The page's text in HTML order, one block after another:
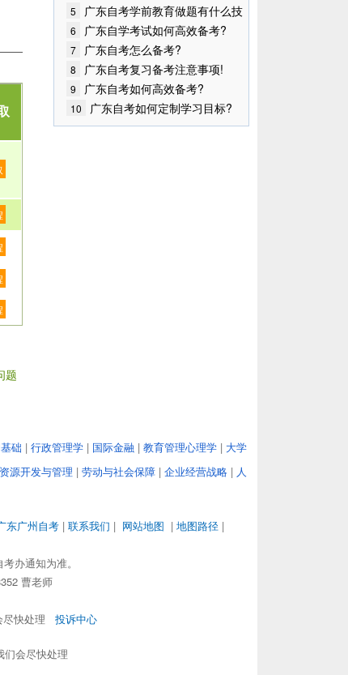
题
5
广东自考学前教育做题有什么技
巧?
6 广东自学考试如何高效备考?
7 广东自考怎么备考?
8 广东自考复习备考注意事项!
9 广东自考如何高效备考?
10 广东自考如何定制学习目标?
础 | 行政管理学 | 国际金融 | 教育管理心理学 | 大学
源开发与管理 | 劳动与社会保障 | 企业经营战略 | 人
东广州自考 | 联系我们 | 网站地图 | 地图路径 |
办通知为准。
曹老师
尽快处理 投诉中心
们会尽快处理